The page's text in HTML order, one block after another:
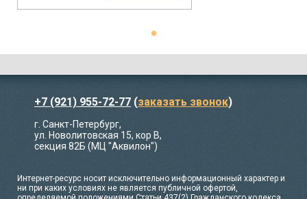
+7 (921) 955-72-77 (заказать звонок)
г. Санкт-Петербург,
ул. Новолитовская 15, кор В,
секция 82Б (МЦ "Аквилон")
Интернет-ресурс носит исключительно информационный характер и
ни при каких условиях не является публичной офертой,